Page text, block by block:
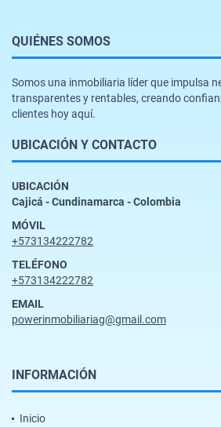
QUIÉNES SOMOS
Somos una inmobiliaria líder que impulsa
transparentes y rentables, creando
clientes hoy aquí.
UBICACIÓN Y CONTACTO
UBICACIÓN
Cajicá - Cundinamarca - Colombia
MÓVIL
+573134222782
TELÉFONO
+573134222782
EMAIL
powerinmobiliariag@gmail.com
INFORMACIÓN
Inicio